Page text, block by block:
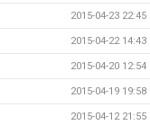
2015-04-23 22:45
2015-04-22 14:43
2015-04-20 12:54
2015-04-19 19:58
2015-04-12 21:55